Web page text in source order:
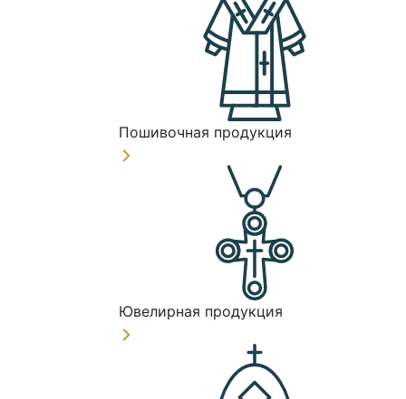
Пошивочная продукция
Ювелирная продукция